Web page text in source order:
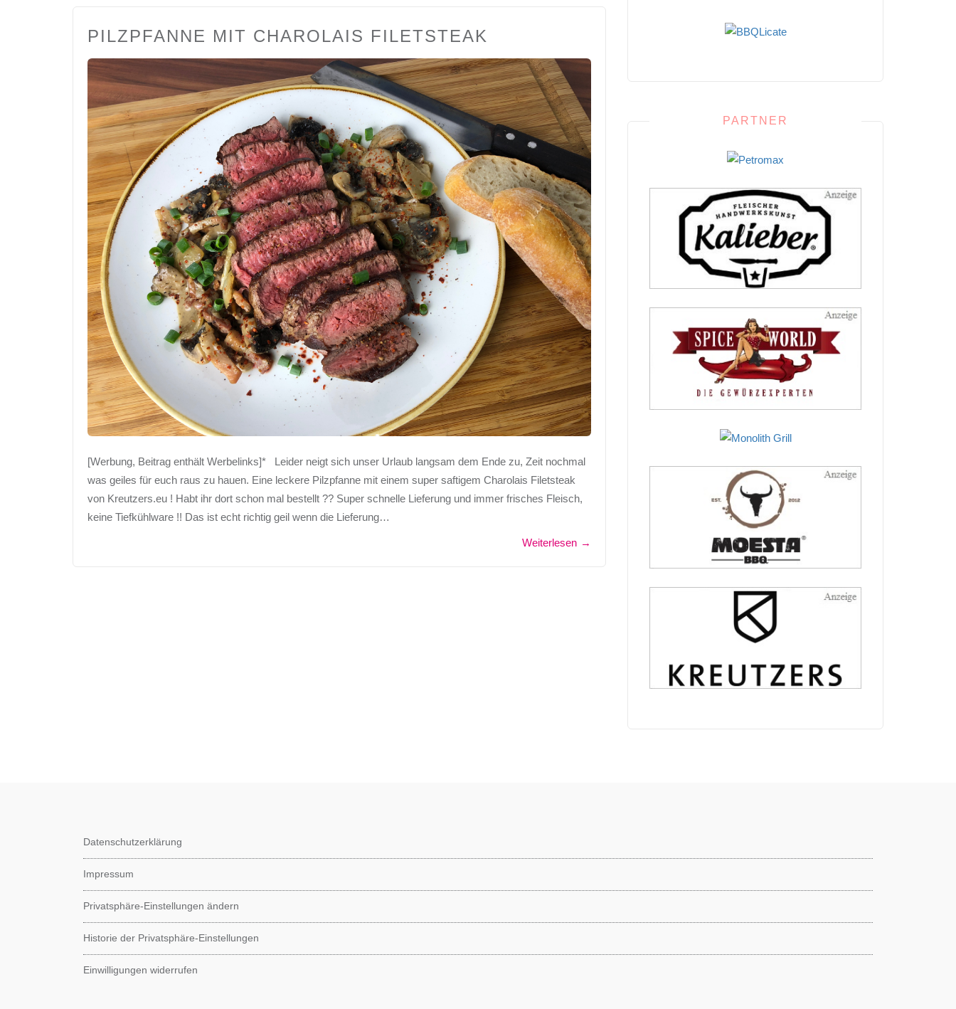
PILZPFANNE MIT CHAROLAIS FILETSTEAK
[Werbung, Beitrag enthält Werbelinks]* Leider neigt sich unser Urlaub langsam dem Ende zu, Zeit nochmal
was geiles für euch raus zu hauen. Eine leckere Pilzpfanne mit einem super saftigem Charolais Filetsteak
von Kreutzers.eu ! Habt ihr dort schon mal bestellt ?? Super schnelle Lieferung und immer frisches Fleisch,
keine Tiefkühlware !! Das ist echt richtig geil wenn die Lieferung…
Weiterlesen →
PARTNER
Datenschutzerklärung
Impressum
Privatsphäre-Einstellungen ändern
Historie der Privatsphäre-Einstellungen
Einwilligungen widerrufen